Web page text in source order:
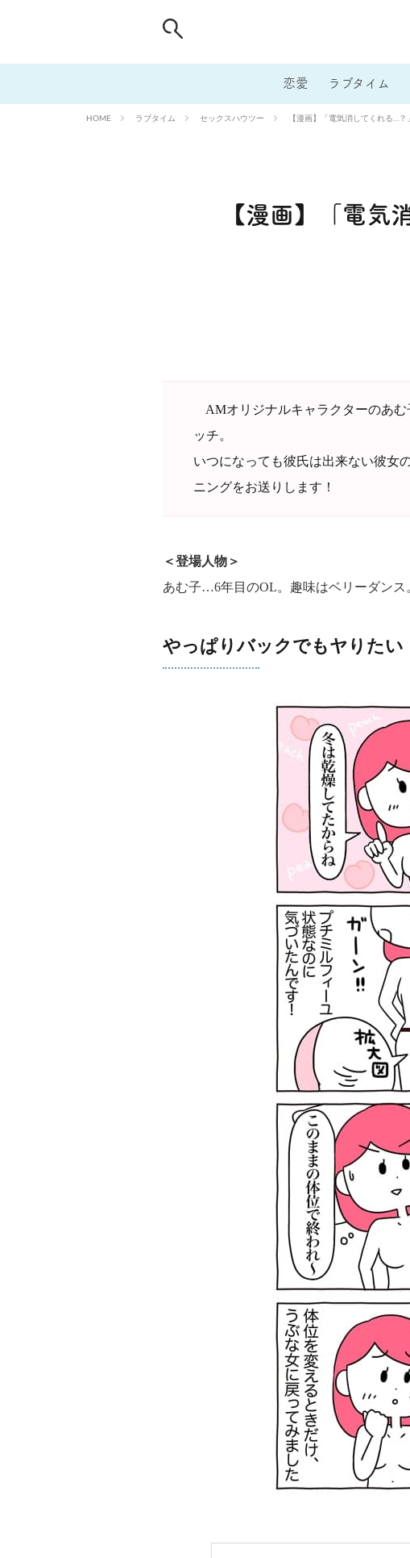
恋愛 ラブタイム
HOME ラブタイム セックスハウツー 【漫画】「電気消してくれる…
【漫画】「電気
AMオリジナルキャラクターのあ
ッチ。
いつになっても彼氏は出来ない彼女
ニングをお送りします！
＜登場人物＞
あむ子…6年目のOL。趣味はベリーダンス
やっぱりバックでもヤりたい